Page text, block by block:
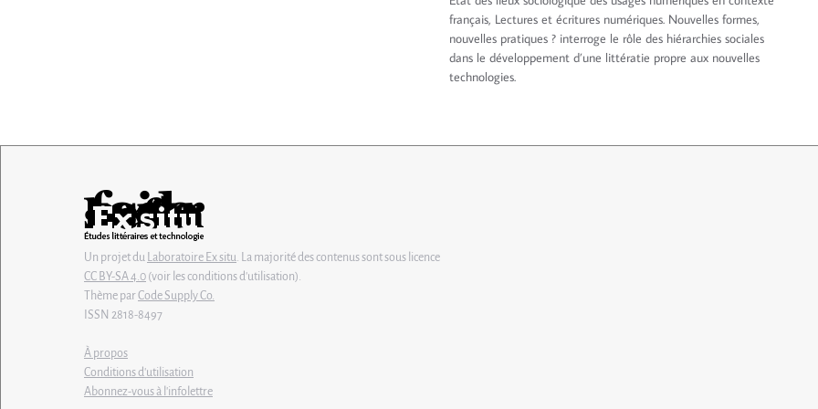
français, Lectures et écritures numériques. Nouvelles formes,
nouvelles pratiques ? interroge le rôle des hiérarchies sociales
dans le développement d’une littératie propre aux nouvelles
technologies.
Un projet du Laboratoire Ex situ. La majorité des contenus sont sous licence
CC BY-SA 4.0 (voir les conditions d'utilisation).
Thème parCode Supply Co.
ISSN 2818-8497
À propos
Conditions d'utilisation
Abonnez-vous à l'infolettre